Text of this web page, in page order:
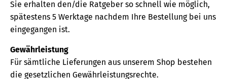
Sie erhalten den/die Ratgeber so schnell wie möglich,
spätestens 5 Werktage nachdem Ihre Bestellung bei uns
eingegangen ist.
Gewährleistung
Für sämtliche Lieferungen aus unserem Shop bestehen
die gesetzlichen Gewährleistungsrechte.